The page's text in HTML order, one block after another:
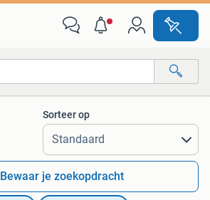
Alle afstanden…
Sorteer op
Bewaar je zoekopdracht